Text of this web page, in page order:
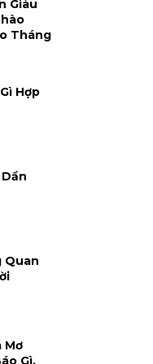
Giàu
Tháng
Hợp
Quan
Mơ
Gì,